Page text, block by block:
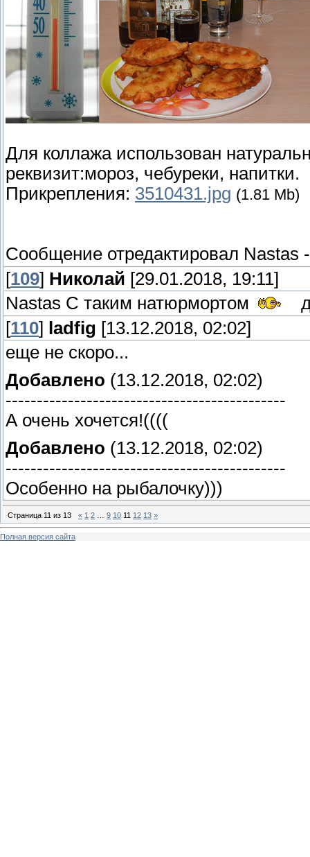
Для коллажа использован
реквизит:мороз, чебуреки, напитки.
Прикрепления: 3510431.jpg (1.81 Mb)
Сообщение отредактировал Nastas
[109] Николай [29.01.2018, 19:11]
Nastas С таким натюрмортом
[110] ladfig [13.12.2018, 02:02]
еще не скоро...
Добавлено (13.12.2018, 02:02)
---------------------------------------------
А очень хочется!((((
Добавлено (13.12.2018, 02:02)
---------------------------------------------
Особенно на рыбалочку)))
Страница 11 из 13 « 1 2 9 10 11 12 13 »
Полная версия сайта